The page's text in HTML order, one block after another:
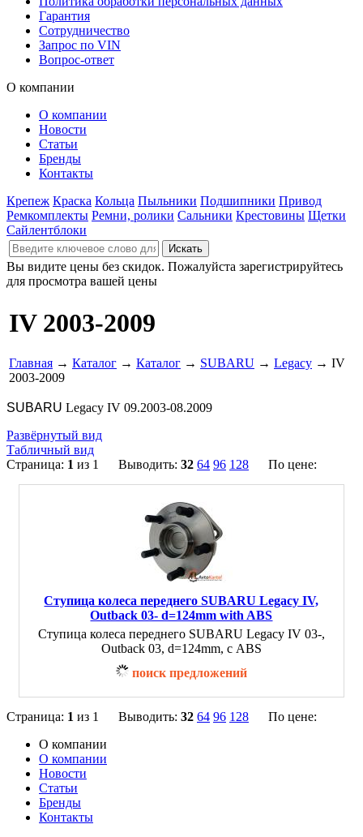
Гарантия
Сотрудничество
Запрос по VIN
Вопрос-ответ
О компании
О компании
Новости
Статьи
Бренды
Контакты
Крепеж Краска Кольца Пыльники Подшипники Привод
Ремкомплекты Ремни, ролики Сальники Крестовины Щетки
Сайлентблоки
Вы видите цены без скидок. Пожалуйста зарегистрируйтесь
для просмотра вашей цены
IV 2003-2009
Главная → Каталог → Каталог → SUBARU → Legacy → IV
2003-2009
SUBARU Legacy IV 09.2003-08.2009
Развёрнутый вид
Табличный вид
Страница: 1 из 1 Выводить: 32 64 96 128 По цене:
Ступица колеса переднего SUBARU Legacy IV,
Outback 03- d=124mm with ABS
Ступица колеса переднего SUBARU Legacy IV 03-,
Outback 03, d=124mm, с ABS
поиск предложений
Страница: 1 из 1 Выводить: 32 64 96 128
По цене:
О компании
О компании
Новости
Статьи
Бренды
Контакты